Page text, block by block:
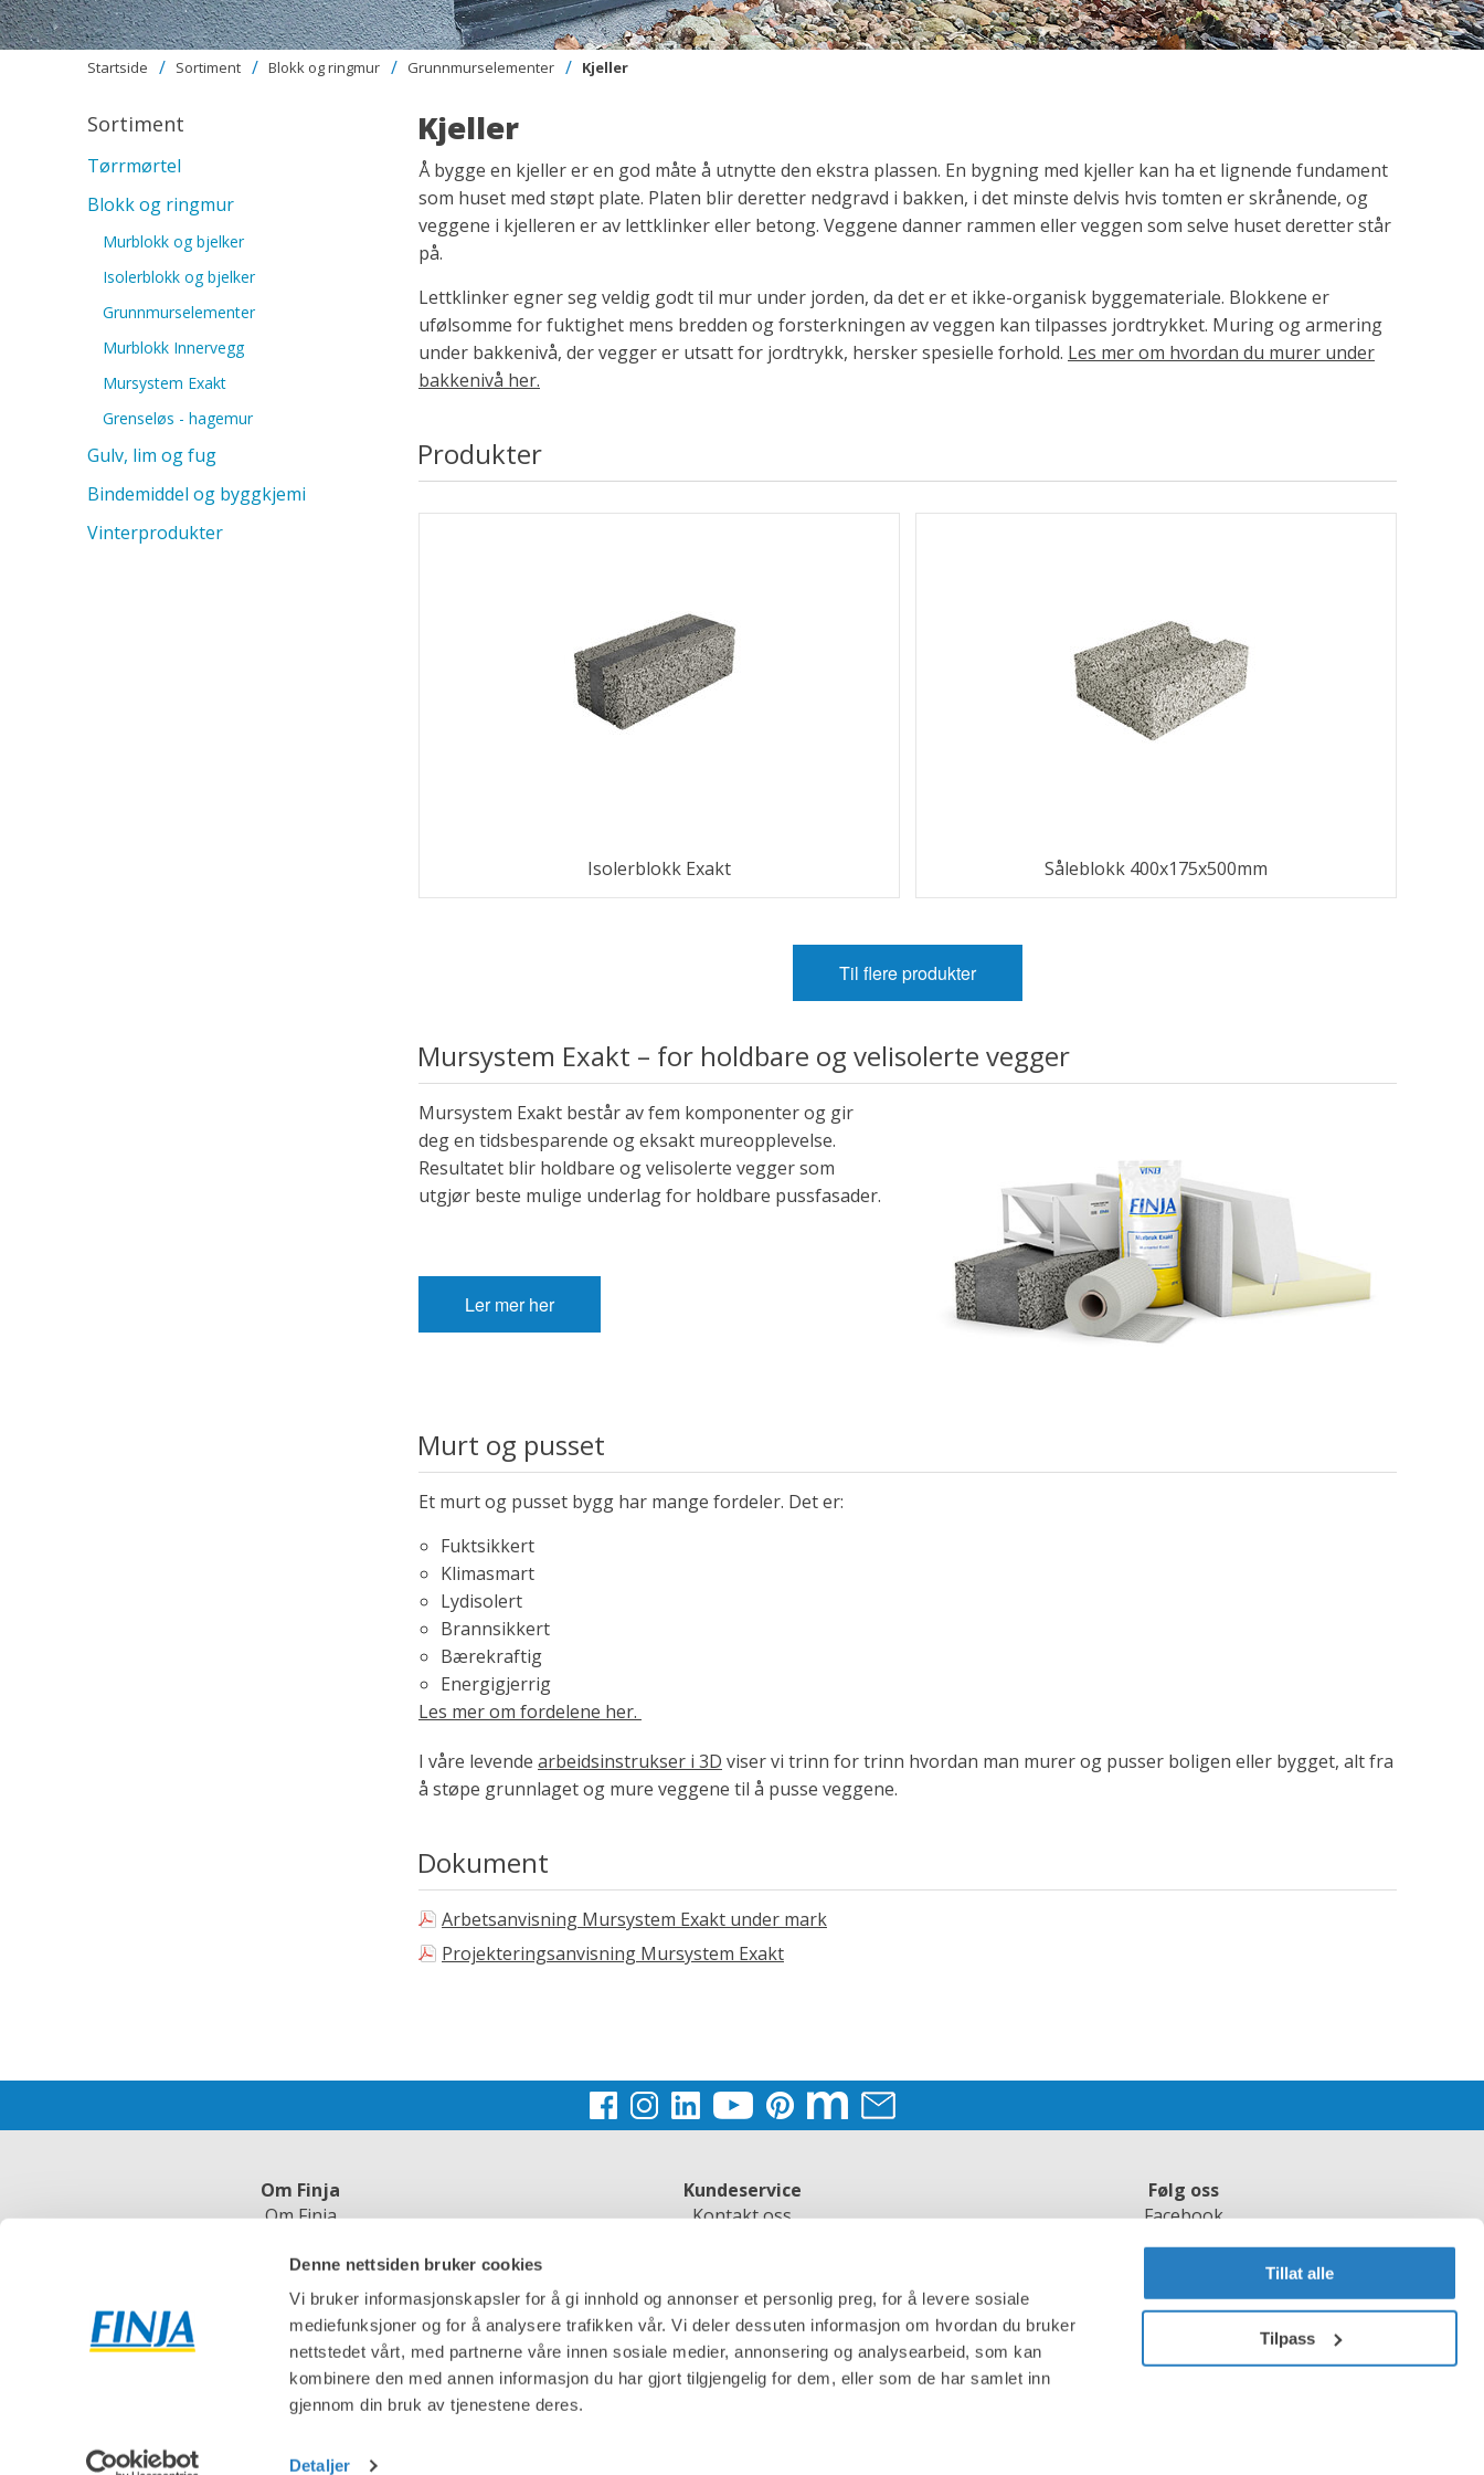
Denne nettsiden bruker cookies
Vi bruker informasjonskapsler for å gi innhold og annonser et personlig preg, for å levere sosiale
mediefunksjoner og for å analysere trafikken vår. Vi deler dessuten informasjon om hvordan du bruker
nettstedet vårt, med partnerne våre innen sosiale medier, annonsering og analysearbeid, som kan
kombinere den med annen informasjon du har gjort tilgjengelig for dem, eller som de har samlet inn
gjennom din bruk av tjenestene deres.
Detaljer
Tillat alle
Tilpass
Startside Sortiment Blokk og ringmur Grunnmurselementer Kjeller
Sortiment
Tørrmørtel
Blokk og ringmur
Murblokk og bjelker
Isolerblokk og bjelker
Grunnmurselementer
Murblokk Innervegg
Mursystem Exakt
Grenseløs - hagemur
Gulv, lim og fug
Bindemiddel og byggkjemi
Vinterprodukter
Kjeller
Å bygge en kjeller er en god måte å utnytte den ekstra plassen. En bygning med kjeller kan ha et lignende fundament
som huset med støpt plate. Platen blir deretter nedgravd i bakken, i det minste delvis hvis tomten er skrånende, og
veggene i kjelleren er av lettklinker eller betong. Veggene danner rammen eller veggen som selve huset deretter står
på.
Lettklinker egner seg veldig godt til mur under jorden, da det er et ikke-organisk byggemateriale. Blokkene er
ufølsomme for fuktighet mens bredden og forsterkningen av veggen kan tilpasses jordtrykket. Muring og armering
under bakkenivå, der vegger er utsatt for jordtrykk, hersker spesielle forhold. Les mer om hvordan du murer under
bakkenivå her.
Produkter
Isolerblokk Exakt Såleblokk 400x175x500mm
Til flere produkter
Mursystem Exakt – for holdbare og velisolerte vegger
Mursystem Exakt består av fem komponenter og gir
deg en tidsbesparende og eksakt mureopplevelse.
Resultatet blir holdbare og velisolerte vegger som
utgjør beste mulige underlag for holdbare pussfasader.
Ler mer her
Murt og pusset
Et murt og pusset bygg har mange fordeler. Det er:
Fuktsikkert
Klimasmart
Lydisolert
Brannsikkert
Bærekraftig
Energigjerrig
Les mer om fordelene her.
I våre levende arbeidsinstrukser i 3D viser vi trinn for trinn hvordan man murer og pusser boligen eller bygget, alt fra
å støpe grunnlaget og mure veggene til å pusse veggene.
Dokument
Arbetsanvisning Mursystem Exakt under mark
Projekteringsanvisning Mursystem Exakt
Om Finja
Om Finja
Bærekraft
Cookies
Kundeservice
Kontakt oss
Følg oss
Facebook
Instagram
Youtube